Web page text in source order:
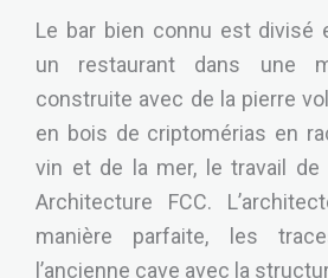
Le bar bien connu est divisé
un restaurant dans une
construite avec de la pierre
en bois de criptomérias en
vin et de la mer, le travail de
Architecture FCC.
manière parfaite, les
l’ancienne cave avec la